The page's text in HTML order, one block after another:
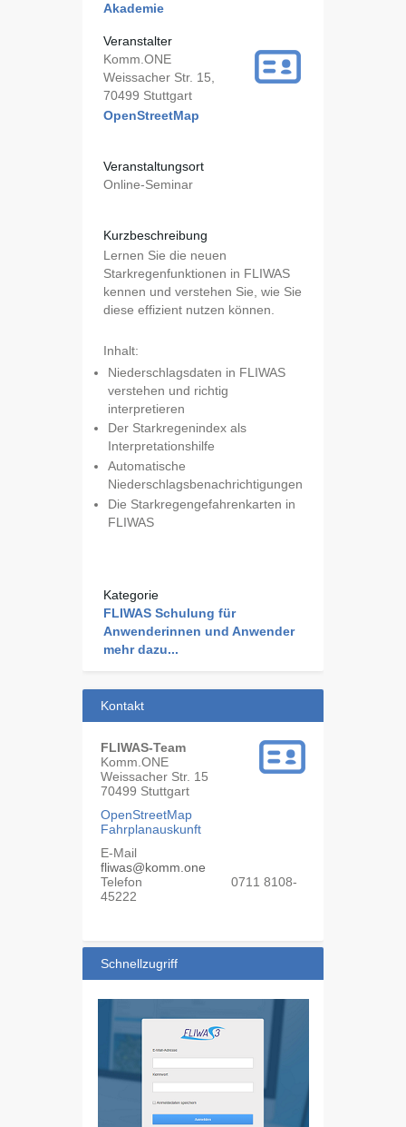
Akademie
Veranstalter
Komm.ONE
Weissacher Str. 15,
70499 Stuttgart
OpenStreetMap
Veranstaltungsort
Online-Seminar
Kurzbeschreibung
Lernen Sie die neuen
Starkregenfunktionen in FLIWAS
kennen und verstehen Sie, wie Sie
diese effizient nutzen können.
Inhalt:
Niederschlagsdaten in FLIWAS
verstehen und richtig
interpretieren
Der Starkregenindex als
Interpretationshilfe
Automatische
Niederschlagsbenachrichtigungen
Die Starkregengefahrenkarten in
FLIWAS
Kategorie
FLIWAS Schulung für
Anwenderinnen und Anwender
mehr dazu...
Kontakt
FLIWAS-Team
Komm.ONE
Weissacher Str. 15
70499 Stuttgart
OpenStreetMap
Fahrplanauskunft
E-Mail
fliwas@komm.one
Telefon
0711 8108-
45222
Schnellzugriff